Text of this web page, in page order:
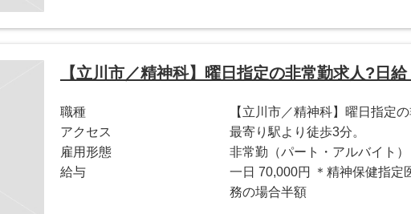
【立川市／精神科】曜日指定の非常勤求人?日
職種
【立川市／精神科】曜日指定
アクセス
最寄り駅より徒歩3分。
雇用形態
非常勤（パート・アルバイト）
給与
一日 70,000円 ＊精神保健指定
務の場合半額